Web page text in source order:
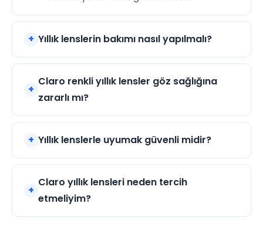
Yıllık lenslerin bakımı nasıl yapılmalı?
Claro renkli yıllık lensler göz sağlığına
zararlı mı?
Yıllık lenslerle uyumak güvenli midir?
Claro yıllık lensleri neden tercih
etmeliyim?